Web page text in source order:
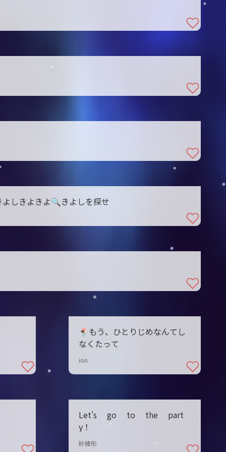
しきよきよ🔍きよしを探せ
🍨もう、ひとりじめなんてし
なくたって
ion
Let's go to the part
y！
紗綾形